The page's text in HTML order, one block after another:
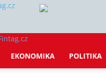
EKONOMIKA POLITIKA